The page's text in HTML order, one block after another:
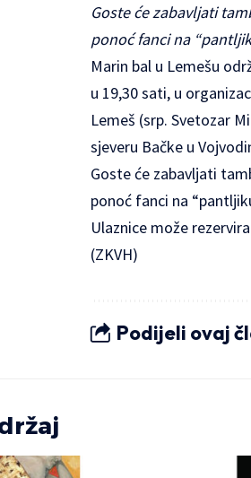
Goste će zabavljati
ponoć fanci na
Marin bal u Lemešu
u 19,30 sati, u
Lemeš (srp. Svetozar
sjeveru Bačke u
Goste će zabavljati
ponoć fanci na
Ulaznice može
(ZKVH)
Podijeli ovaj